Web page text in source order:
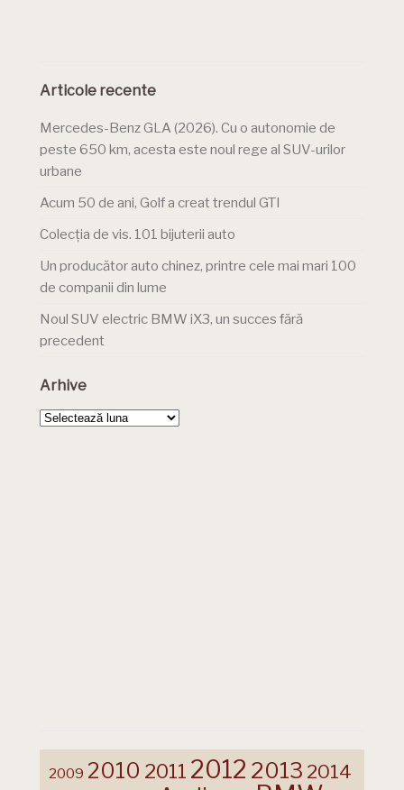
Articole recente
Mercedes-Benz GLA (2026). Cu o autonomie de
peste 650 km, acesta este noul rege al SUV-urilor
urbane
Acum 50 de ani, Golf a creat trendul GTI
Colecția de vis. 101 bijuterii auto
Un producător auto chinez, printre cele mai mari 100
de companii din lume
Noul SUV electric BMW iX3, un succes fără
precedent
Arhive
Arhive
2009 2010 2011 2012 2013 2014